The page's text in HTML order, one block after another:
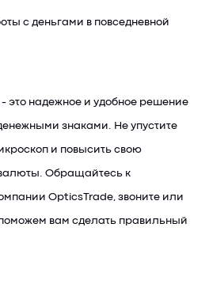
с деньгами в повседневной
- это надежное и удобное решение
знаками. Не упустите
и повысить свою
валюты. Обращайтесь к
OpticsTrade, звоните или
вам сделать правильный